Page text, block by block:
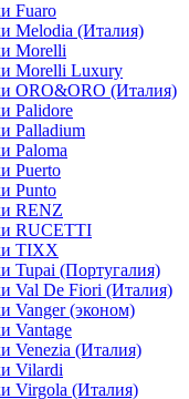
Fuaro
Melodia (Италия)
Morelli
Morelli Luxury
ORO&ORO (Италия)
Palidore
Palladium
Paloma
Puerto
Punto
RENZ
RUCETTI
TIXX
Tupai (Португалия)
Val De Fiori (Италия)
Vanger (эконом)
Vantage
Venezia (Италия)
Vilardi
Virgola (Италия)